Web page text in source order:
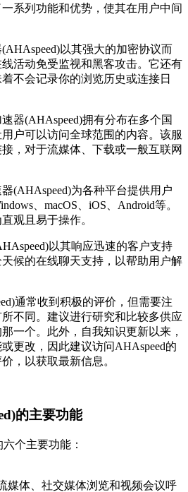
系列功能和优势，使其在用户中间
以其强大的加密协议而
活动免受监视和黑客攻击。它还有
不会记录你的浏览历史或连接日
器(AHAspeed)拥有分布在多个国
户可以访问全球范围的内容。该服
，对于流媒体、下载或一般互联网
(AHAspeed)为各种平台提供用户
、macOS、iOS、Android等。
观且易于操作。
以其响应迅速的客户支持
候的在线聊天支持，以帮助用户解
通常收到积极的评价，但需要注
不同。建议进行研究和比较多供应
一个。此外，自我知识更新以来，
更改，因此建议访问AHAspeed的
，以获取最新信息。
的主要功能
个主要功能：
媒体、社交媒体浏览和视频会议呼